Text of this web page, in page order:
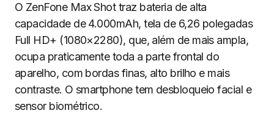
O ZenFone Max Shot traz bateria de alta
capacidade de 4.000mAh, tela de 6,26 polegadas
Full HD+ (1080×2280), que, além de mais ampla,
ocupa praticamente toda a parte frontal do
aparelho, com bordas finas, alto brilho e mais
contraste. O smartphone tem desbloqueio facial e
sensor biométrico.